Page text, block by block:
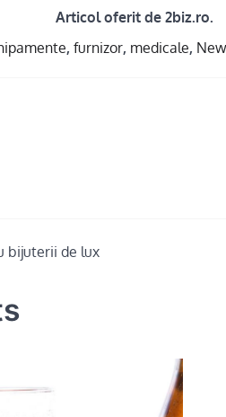
Articol oferit de 2biz.ro.
, furnizor, medicale,
bijuterii de lux